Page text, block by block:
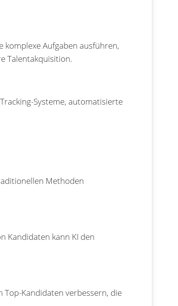
komplexe Aufgaben ausführen,
Talentakquisition.
Systeme, automatisierte
Methoden
Kandidaten kann KI den
Top-Kandidaten verbessern, die